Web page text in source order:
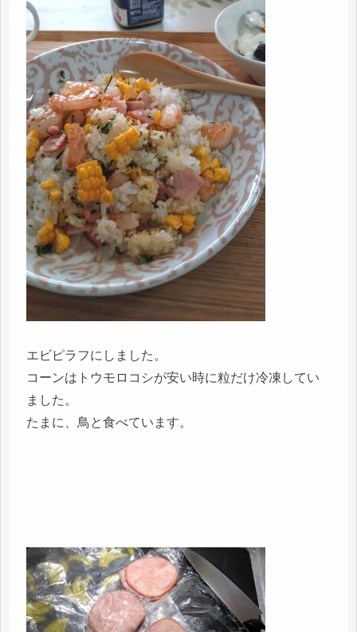
エビピラフにしました。
コーンはトウモロコシが安い時に粒だけ冷凍してい
ました。
たまに、鳥と食べています。